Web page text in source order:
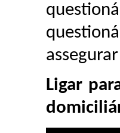
Ligar